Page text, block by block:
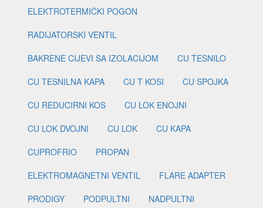
ELEKTROTERMIČKI POGON
RADIJATORSKI VENTIL
BAKRENE CIJEVI SA IZOLACIJOM
CU TESNILO
CU TESNILNA KAPA
CU T KOSI
CU SPOJKA
CU REDUCIRNI KOS
CU LOK ENOJNI
CU LOK DVOJNI
CU LOK
CU KAPA
CUPROFRIO
PROPAN
ELEKTROMAGNETNI VENTIL
FLARE ADAPTER
PRODIGY
PODPULTNI
NADPULTNI